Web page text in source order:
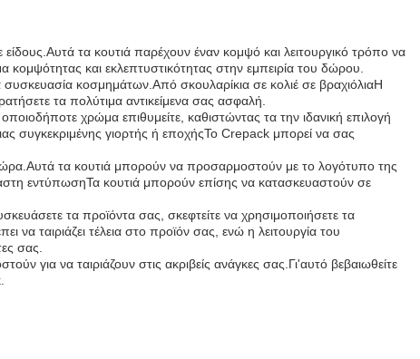
τα κουτιά παρέχουν έναν κομψό και λειτουργικό τρόπο να
και εκλεπτυστικότητας στην εμπειρία του δώρου.
συσκευασία κοσμημάτων.Από σκουλαρίκια σε κολιέ σε βραχιόλιαΗ
τα πολύτιμα αντικείμενα σας ασφαλή.
χρώμα επιθυμείτε, καθιστώντας τα την ιδανική επιλογή
συγκεκριμένης γιορτής ή εποχήςΤο Crepack μπορεί να σας
δώρα.Αυτά τα κουτιά μπορούν να προσαρμοστούν με το λογότυπο της
εντύπωσηΤα κουτιά μπορούν επίσης να κατασκευαστούν σε
τα προϊόντα σας, σκεφτείτε να χρησιμοποιήσετε τα
ταιριάζει τέλεια στο προϊόν σας, ενώ η λειτουργία του
σας.
για να ταιριάζουν στις ακριβείς ανάγκες σας.Γι'αυτό βεβαιωθείτε